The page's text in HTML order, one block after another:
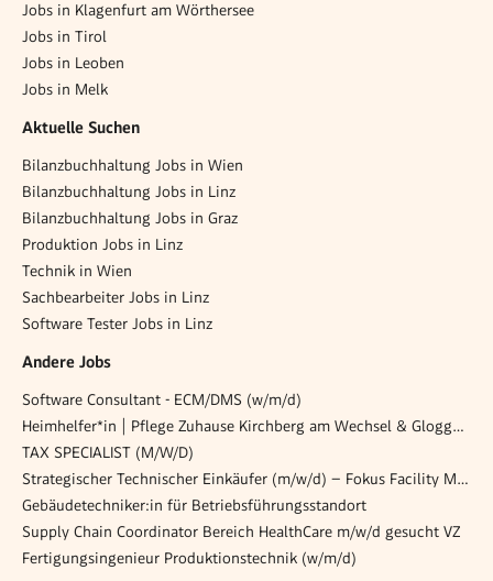
Jobs in Klagenfurt am Wörthersee
Jobs in Tirol
Jobs in Leoben
Jobs in Melk
Aktuelle Suchen
Bilanzbuchhaltung Jobs in Wien
Bilanzbuchhaltung Jobs in Linz
Bilanzbuchhaltung Jobs in Graz
Produktion Jobs in Linz
Technik in Wien
Sachbearbeiter Jobs in Linz
Software Tester Jobs in Linz
Andere Jobs
Software Consultant - ECM/DMS (w/m/d)
Heimhelfer*in | Pflege Zuhause Kirchberg am Wechsel & Gloggnitz
TAX SPECIALIST (M/W/D)
Strategischer Technischer Einkäufer (m/w/d) – Fokus Facility Management & IT
Gebäudetechniker:in für Betriebsführungsstandort
Supply Chain Coordinator Bereich HealthCare m/w/d gesucht VZ
Fertigungsingenieur Produktionstechnik (w/m/d)